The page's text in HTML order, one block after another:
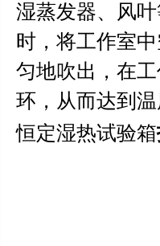
湿蒸发器、风
时，将工作室
匀地吹出，在
环，从而达到
恒定湿热试验箱